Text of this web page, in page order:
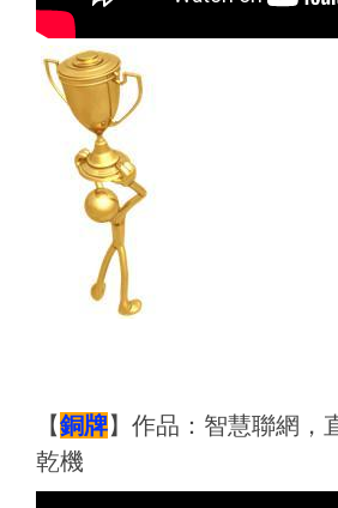
【銅牌】 作品： 智慧聯網，
乾機